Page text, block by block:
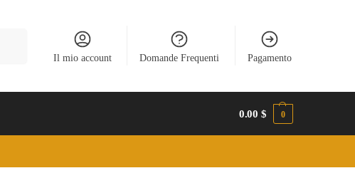
Il mio account Domande Frequenti Pagamento
0.00$ 0